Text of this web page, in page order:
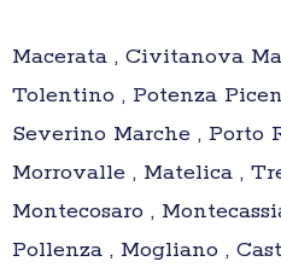
Macerata , Civitanova
Tolentino , Potenza
Severino Marche , Porto
Morrovalle , Matelica ,
Montecosaro ,
Pollenza , Mogliano ,